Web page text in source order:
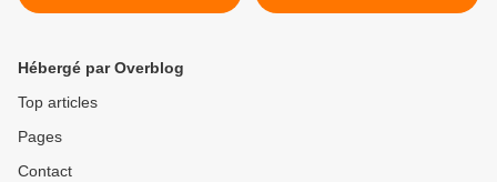
Corsica
Hébergé par Overblog
Top articles
Pages
Contact